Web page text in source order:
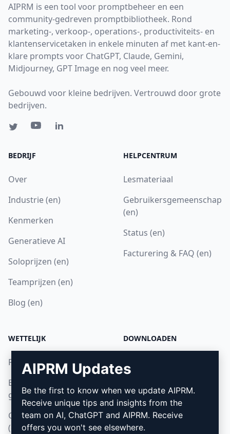
AIPRM is een tool voor promptbeheer en een
community-gedreven promptbibliotheek. Rond
marketing-, verkoop-, operations-, productiviteits- en
klantenservicetaken in enkele minuten af met kant-en-
klare prompts voor ChatGPT, Claude, Gemini,
Midjourney, GPT Image en nog veel meer.
Gebouwd voor kleine bedrijven. Vertrouwd door grote
bedrijven.
BEDRIJF
Over
Industrie (en)
Kenmerken
Generatieve AI
Soloprijzen (en)
Teamprijzen (en)
Blog (en)
HELPCENTRUM
Lesmateriaal
Gebruikersgemeenschap
(en)
Status (en)
Facturering & FAQ (en)
WETTELIJK
Privacybeleid (en)
Beleid voor acceptabel
gebruik (en)
Gebruiksvoorwaarden
(en)
DOWNLOADEN
Microsoft Edge (en)
AIPRM Updates
Be the first to know when we update AIPRM.
Receive unique tips and insights from the
team on AI, ChatGPT and AIPRM. Receive
offers you won't see elsewhere.